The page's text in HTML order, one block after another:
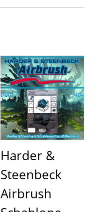
Harder &
Steenbeck
Airbrush